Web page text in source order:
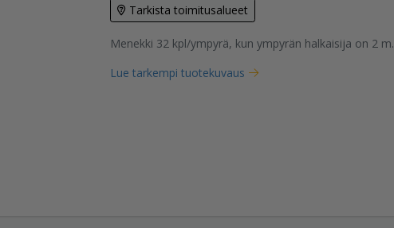
Tarkista toimitusalueet
Menekki 32 kpl/ympyrä, kun ympyrän halkaisija on 2 m.
Lue tarkempi tuotekuvaus